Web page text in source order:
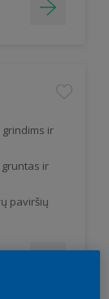
ir
ir
paviršių